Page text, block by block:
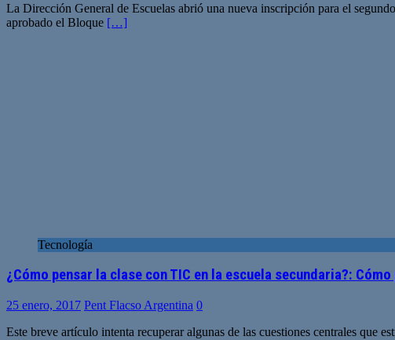
La Dirección General de Escuelas abrió una nueva inscripción para el
aprobado el Bloque […]
Tecnología
¿Cómo pensar la clase con TIC en la escuela secundaria?:
25 enero, 2017 Pent Flacso Argentina 0
Este breve artículo intenta recuperar algunas de las cuestiones centrales que